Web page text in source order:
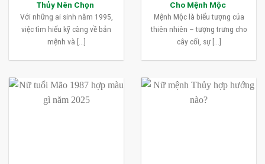
Thủy Nên Chọn
Với những ai sinh năm 1995,
việc tìm hiểu kỹ càng về bản
mệnh và [...]
Cho Mệnh Mộc
Mệnh Mộc là biểu tượng của
thiên nhiên – tượng trưng cho
cây cối, sự [...]